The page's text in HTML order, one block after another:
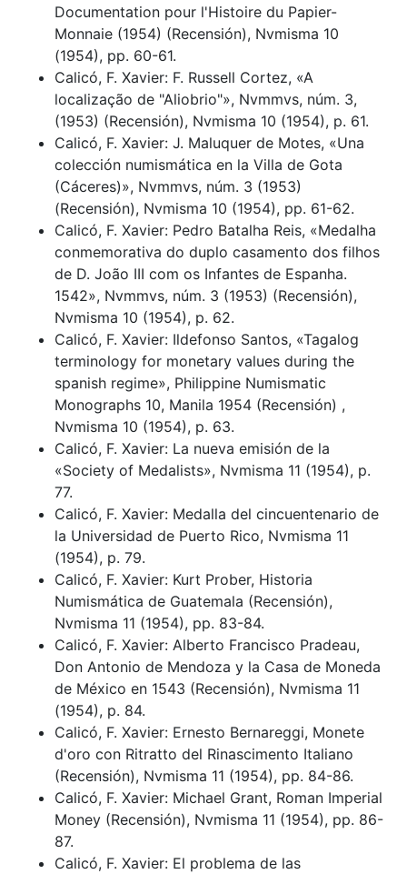
Documentation pour l'Histoire du Papier-
Monnaie (1954) (Recensión), Nvmisma 10
(1954), pp. 60-61.
Calicó, F. Xavier: F. Russell Cortez, «A
localização de "Aliobrio"», Nvmmvs, núm. 3,
(1953) (Recensión), Nvmisma 10 (1954), p. 61.
Calicó, F. Xavier: J. Maluquer de Motes, «Una
colección numismática en la Villa de Gota
(Cáceres)», Nvmmvs, núm. 3 (1953)
(Recensión), Nvmisma 10 (1954), pp. 61-62.
Calicó, F. Xavier: Pedro Batalha Reis, «Medalha
conmemorativa do duplo casamento dos filhos
de D. João III com os Infantes de Espanha.
1542», Nvmmvs, núm. 3 (1953) (Recensión),
Nvmisma 10 (1954), p. 62.
Calicó, F. Xavier: Ildefonso Santos, «Tagalog
terminology for monetary values during the
spanish regime», Philippine Numismatic
Monographs 10, Manila 1954 (Recensión) ,
Nvmisma 10 (1954), p. 63.
Calicó, F. Xavier: La nueva emisión de la
«Society of Medalists», Nvmisma 11 (1954), p.
77.
Calicó, F. Xavier: Medalla del cincuentenario de
la Universidad de Puerto Rico, Nvmisma 11
(1954), p. 79.
Calicó, F. Xavier: Kurt Prober, Historia
Numismática de Guatemala (Recensión),
Nvmisma 11 (1954), pp. 83-84.
Calicó, F. Xavier: Alberto Francisco Pradeau,
Don Antonio de Mendoza y la Casa de Moneda
de México en 1543 (Recensión), Nvmisma 11
(1954), p. 84.
Calicó, F. Xavier: Ernesto Bernareggi, Monete
d'oro con Ritratto del Rinascimento Italiano
(Recensión), Nvmisma 11 (1954), pp. 84-86.
Calicó, F. Xavier: Michael Grant, Roman Imperial
Money (Recensión), Nvmisma 11 (1954), pp. 86-
87.
Calicó, F. Xavier: El problema de las